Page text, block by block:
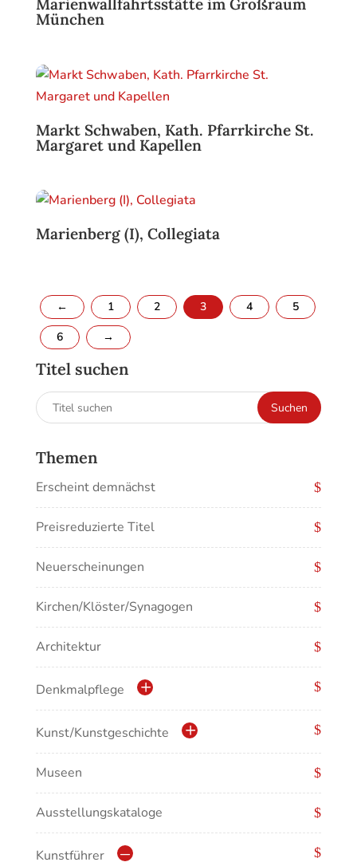
Marienwallfahrtsstätte im Großraum
München
Markt Schwaben, Kath. Pfarrkirche St.
Margaret und Kapellen
Marienberg (I), Collegiata
← 1 2 3 4
5
6
→
Titel suchen
Suchen
nach:
Suchen
Themen
Erscheint demnächst
Preisreduzierte Titel
Neuerscheinungen
Kirchen/Klöster/Synagogen
Architektur
Denkmalpflege
Kulturdenkmale in Baden-Württemberg
Kunst/Kunstgeschichte
Antike/Mittelalter
Renaissance/Barock/19. Jahrhundert
Moderne/Gegenwartskunst
Museen
Ausstellungskataloge
Kunstführer